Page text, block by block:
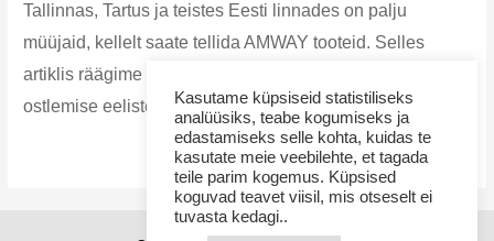
Tallinnas, Tartus ja teistes Eesti linnades on palju
müüjaid, kellelt saate tellida AMWAY tooteid. Selles
artiklis räägime teile ametlikul AMWAY veebilehel
ostlemise eelistest.
AMWAY
toodete
ostmine
Eestis:
Loe rohkem
Kasutame küpsiseid statistiliseks
analüüsiks, teabe kogumiseks ja
edastamiseks selle kohta, kuidas te
kasutate meie veebilehte, et tagada
teile parim kogemus. Küpsised
koguvad teavet viisil, mis otseselt ei
tuvasta kedagi..